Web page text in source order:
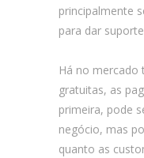
principalmente
para dar
Há no mercado
gratuitas, as
primeira, pode
negócio, mas
quanto as